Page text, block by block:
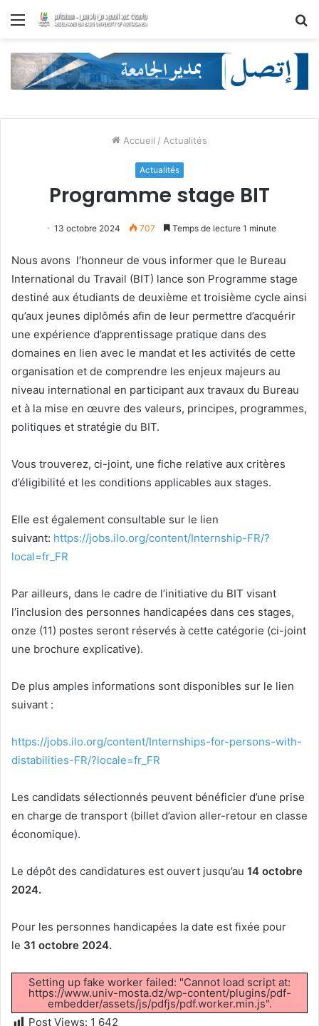
Menu
Accueil / Actualités
Actualités
Programme stage BIT
13 octobre 2024 707 Temps de lecture 1 minute
Nous avons l’honneur de vous informer que le Bureau
International du Travail (BIT) lance son Programme stage
destiné aux étudiants de deuxième et troisième cycle ainsi
qu’aux jeunes diplômés afin de leur permettre d’acquérir
une expérience d’apprentissage pratique dans des
domaines en lien avec le mandat et les activités de cette
organisation et de comprendre les enjeux majeurs au
niveau international en participant aux travaux du Bureau
et à la mise en œuvre des valeurs, principes, programmes,
politiques et stratégie du BIT.
Vous trouverez, ci-joint, une fiche relative aux critères
d’éligibilité et les conditions applicables aux stages.
Elle est également consultable sur le lien
suivant: https://jobs.ilo.org/content/Internship-FR/?
local=fr_FR
Par ailleurs, dans le cadre de l’initiative du BIT visant
l’inclusion des personnes handicapées dans ces stages,
onze (11) postes seront réservés à cette catégorie (ci-joint
une brochure explicative).
De plus amples informations sont disponibles sur le lien
suivant :
https://jobs.ilo.org/content/Internships-for-persons-with-
distabilities-FR/?locale=fr_FR
Les candidats sélectionnés peuvent bénéficier d’une prise
en charge de transport (billet d’avion aller-retour en classe
économique).
Le dépôt des candidatures est ouvert jusqu’au 14 octobre
2024.
Pour les personnes handicapées la date est fixée pour
le 31 octobre 2024.
Setting up fake worker failed: "Cannot load script at:
https://www.univ-mosta.dz/wp-content/plugins/pdf-
embedder/assets/js/pdfjs/pdf.worker.min.js".
Post Views: 1 642